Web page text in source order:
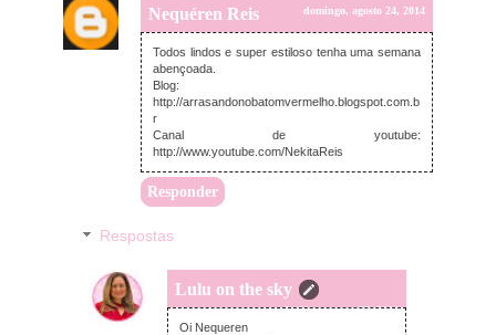
Nequéren Reis domingo, agosto 24, 2014
Todos lindos e super estiloso tenha uma semana
abençoada.
Blog:
http://arrasandonobatomvermelho.blogspot.com.b
r
Canal de youtube:
http://www.youtube.com/NekitaReis
Responder
Respostas
Lulu on the sky
segunda-feira, agosto 25, 2014
Oi Nequeren